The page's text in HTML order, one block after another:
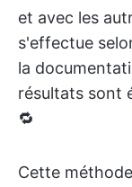
et avec les
s'effectue
la
résultats sont
🔁
Cette